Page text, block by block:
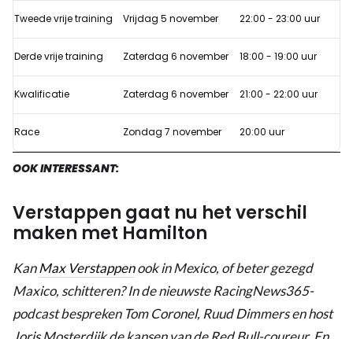
de
1
GP
van
Tweede vrije training Vrijdag 5 november 22:00 - 23:00 uur
Derde vrije training Zaterdag 6 november 18:00 - 19:00 uur
Kwalificatie Zaterdag 6 november 21:00 - 22:00 uur
Race Zondag 7 november 20:00 uur
OOK INTERESSANT:
Verstappen gaat nu het verschil
maken met Hamilton
KanMax Verstappenook in Mexico, of beter gezegd
Maxico, schitteren? In de nieuwste RacingNews365-
podcast bespreken Tom Coronel, Ruud Dimmers en host